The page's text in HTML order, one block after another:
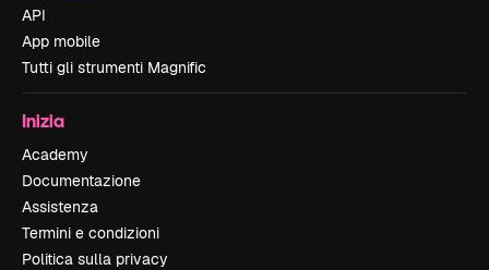
API
App mobile
Tutti gli strumenti Magnific
Inizia
Academy
Documentazione
Assistenza
Termini e condizioni
Politica sulla privacy